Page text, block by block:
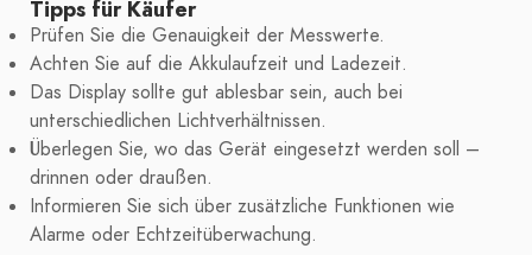
Tipps für Käufer
Prüfen Sie die Genauigkeit der Messwerte.
Achten Sie auf die Akkulaufzeit und Ladezeit.
Das Display sollte gut ablesbar sein, auch bei
unterschiedlichen Lichtverhältnissen.
Überlegen Sie, wo das Gerät eingesetzt werden soll –
drinnen oder draußen.
Informieren Sie sich über zusätzliche Funktionen wie
Alarme oder Echtzeitüberwachung.